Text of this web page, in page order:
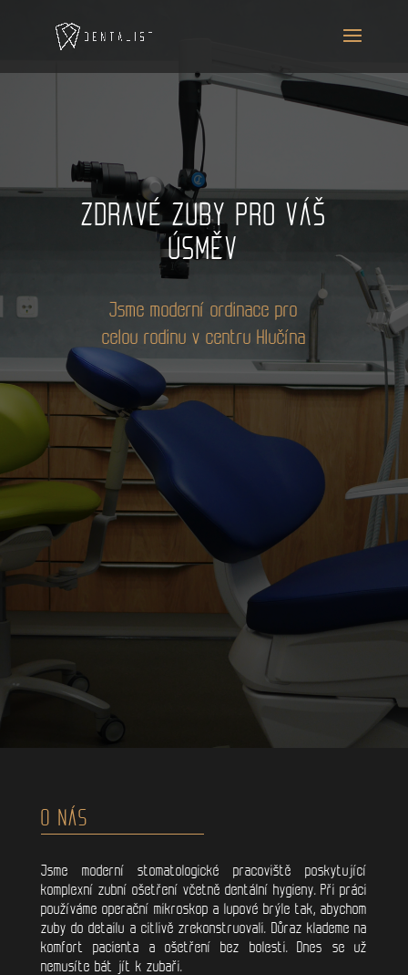
ZDRAVÉ ZUBY PRO VÁŠ
ÚSMĚV
Jsme moderní ordinace pro
celou rodinu v centru Hlučína
O NÁS
Jsme moderní stomatologické pracoviště poskytující
komplexní zubní ošetření včetně dentální hygieny. Při práci
používáme operační mikroskop a lupové brýle tak, abychom
zuby do detailu a citlivě zrekonstruovali. Důraz klademe na
komfort pacienta a ošetření bez bolesti. Dnes se už
nemusíte bát jít k zubaři.